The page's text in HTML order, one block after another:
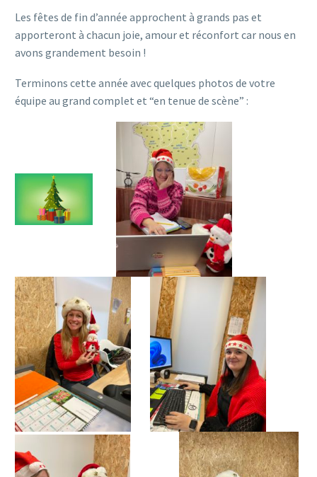
Les fêtes de fin d’année approchent à grands pas et
apporteront à chacun joie, amour et réconfort car nous en
avons grandement besoin !
Terminons cette année avec quelques photos de votre
équipe au grand complet et “en tenue de scène” :